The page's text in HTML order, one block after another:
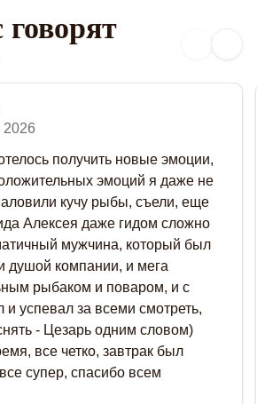
2026
получить новые эмоции,
эмоций я даже не
кучу рыбы, съели, еще
Алексея даже гидом сложно
мужчина, который был
душой компании, и мега
рыбаком и поваром, и с
и успевал за всеми смотреть,
- Цезарь одним словом)
все четко, завтрак был
супер, спасибо всем